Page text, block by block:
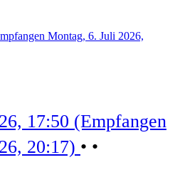
Montag, 6. Juli 2026,
17:50 (Empfangen
20:17) • •